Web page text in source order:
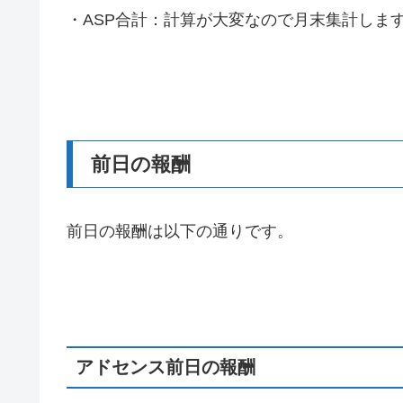
・ASP合計：計算が大変なので月末集計しま
前日の報酬
前日の報酬は以下の通りです。
アドセンス前日の報酬